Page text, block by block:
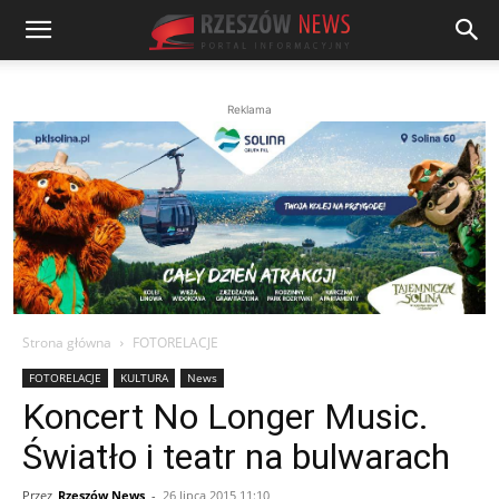
Reklama
Strona główna FOTORELACJE
FOTORELACJE KULTURA News
Koncert No Longer Music.
Światło i teatr na bulwarach
Przez Rzeszów News - 26 lipca 2015 11:10